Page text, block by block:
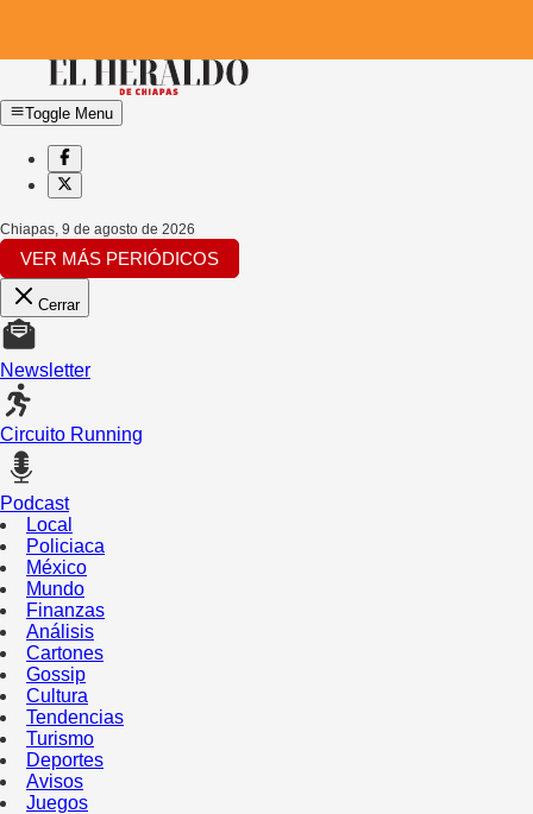
Toggle Menu
Chiapas, 9 de agosto de 2026
VER MÁS PERIÓDICOS
Cerrar
Newsletter
Circuito Running
Podcast
Local
Policiaca
México
Mundo
Finanzas
Análisis
Cartones
Gossip
Cultura
Tendencias
Turismo
Deportes
Avisos
Juegos